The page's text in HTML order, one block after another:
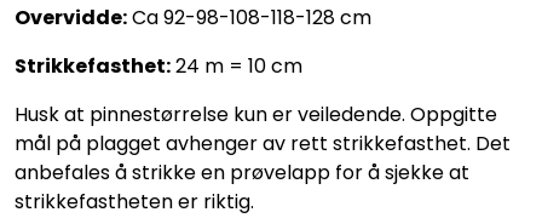
Overvidde:Ca 92-98-108-118-128 cm
Strikkefasthet:24 m = 10 cm
Husk at pinnestørrelse kun er veiledende. Oppgitte
mål på plagget avhenger av rett strikkefasthet. Det
anbefales å strikke en prøvelapp for å sjekke at
strikkefastheten er riktig.